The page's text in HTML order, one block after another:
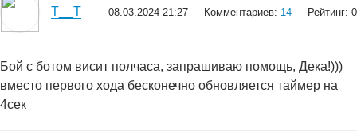
T__T 08.03.2024 21:27 Комментариев: 14 Рейтинг: 0
Бой с ботом висит полчаса, запрашиваю помощь, Дека!)))
вместо первого хода бесконечно обновляется таймер на
4сек